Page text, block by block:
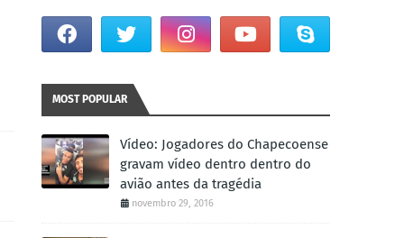
MOST POPULAR
Vídeo: Jogadores do Chapecoense
gravam vídeo dentro dentro do
avião antes da tragédia
novembro 29, 2016